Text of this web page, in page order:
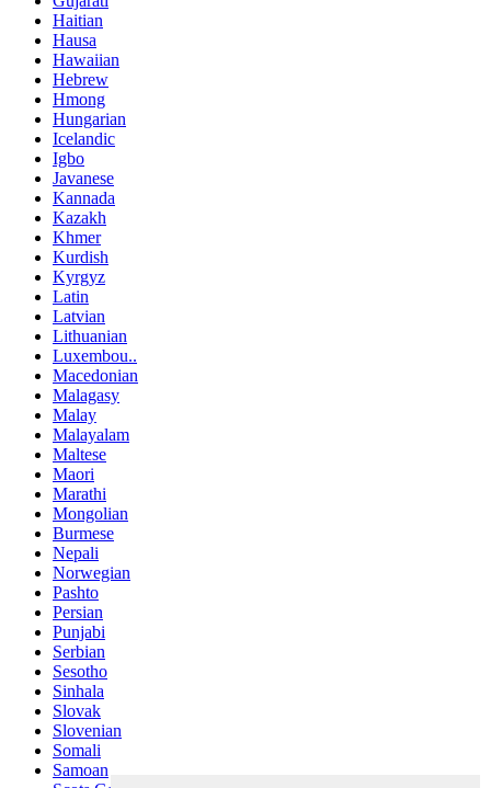
Haitian
Hausa
Hawaiian
Hebrew
Hmong
Hungarian
Icelandic
Igbo
Javanese
Kannada
Kazakh
Khmer
Kurdish
Kyrgyz
Latin
Latvian
Lithuanian
Luxembou..
Macedonian
Malagasy
Malay
Malayalam
Maltese
Maori
Marathi
Mongolian
Burmese
Nepali
Norwegian
Pashto
Persian
Punjabi
Serbian
Sesotho
Sinhala
Slovak
Slovenian
Somali
Samoan